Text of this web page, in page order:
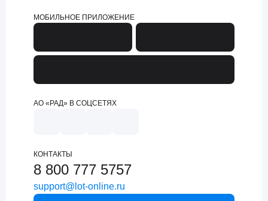
МОБИЛЬНОЕ ПРИЛОЖЕНИЕ
АО «РАД» В СОЦСЕТЯХ
КОНТАКТЫ
8 800 777 5757
support@lot-online.ru